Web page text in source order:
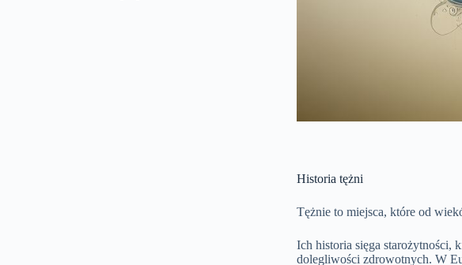
Historia tężni
Tężnie to miejsca, które od
Ich historia sięga starożytności,
dolegliwości zdrowotnych. W